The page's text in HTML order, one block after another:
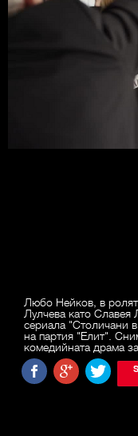
Любо Нейков, в
Лулчева като
сериала "Столичани в
на партия "Елит".
комедийната драма